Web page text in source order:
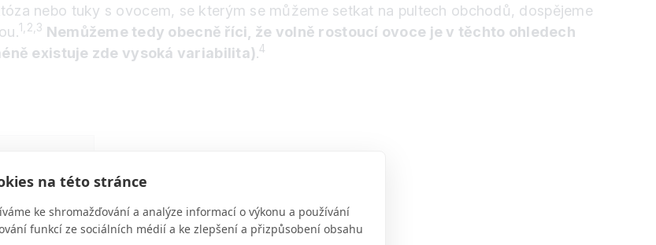
na této stránce
ke shromažďování a analýze informací o výkonu a používání
funkcí ze sociálních médií a ke zlepšení a přizpůsobení obsahu
nebo tuky s ovocem, se kterým se můžeme setkat na pultech obchodů, dospějeme
1,2,3 Nemůžeme tedy obecně říci, že volně rostoucí ovoce je v těchto ohledech
existuje zde vysoká variabilita).4